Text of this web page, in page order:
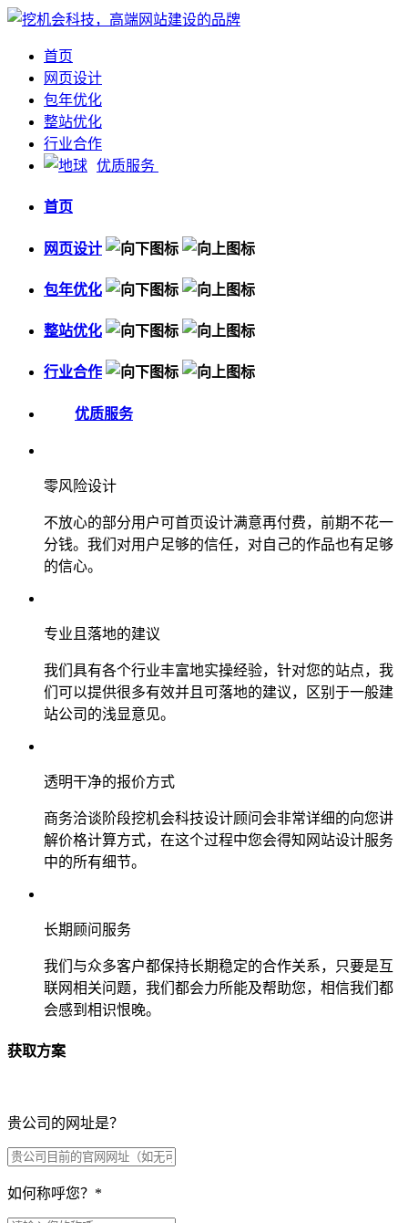
首页
网页设计
包年优化
整站优化
行业合作
优质服务
首页
网页设计
包年优化
整站优化
行业合作
优质服务
零风险设计
不放心的部分用户可首页设计满意再付费，前期不花一
分钱。我们对用户足够的信任，对自己的作品也有足够
的信心。
专业且落地的建议
我们具有各个行业丰富地实操经验，针对您的站点，我
们可以提供很多有效并且可落地的建议，区别于一般建
站公司的浅显意见。
透明干净的报价方式
商务洽谈阶段挖机会科技设计顾问会非常详细的向您讲
解价格计算方式，在这个过程中您会得知网站设计服务
中的所有细节。
长期顾问服务
我们与众多客户都保持长期稳定的合作关系，只要是互
联网相关问题，我们都会力所能及帮助您，相信我们都
会感到相识恨晚。
获取方案
贵公司的网址是？
如何称呼您？ *